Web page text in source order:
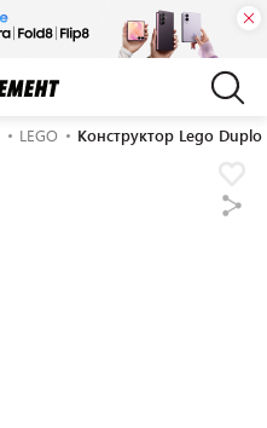
LEGO Конструктор Lego